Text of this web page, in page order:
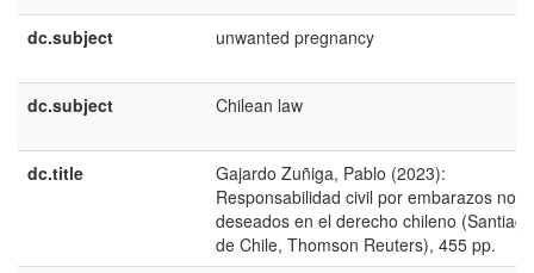
dc.subject unwanted pregnancy
dc.subject Chilean law
dc.title
Gajardo Zuñiga, Pablo (2023):
Responsabilidad civil por embarazos no
deseados en el derecho chileno (Santiago
de Chile, Thomson Reuters), 455 pp.